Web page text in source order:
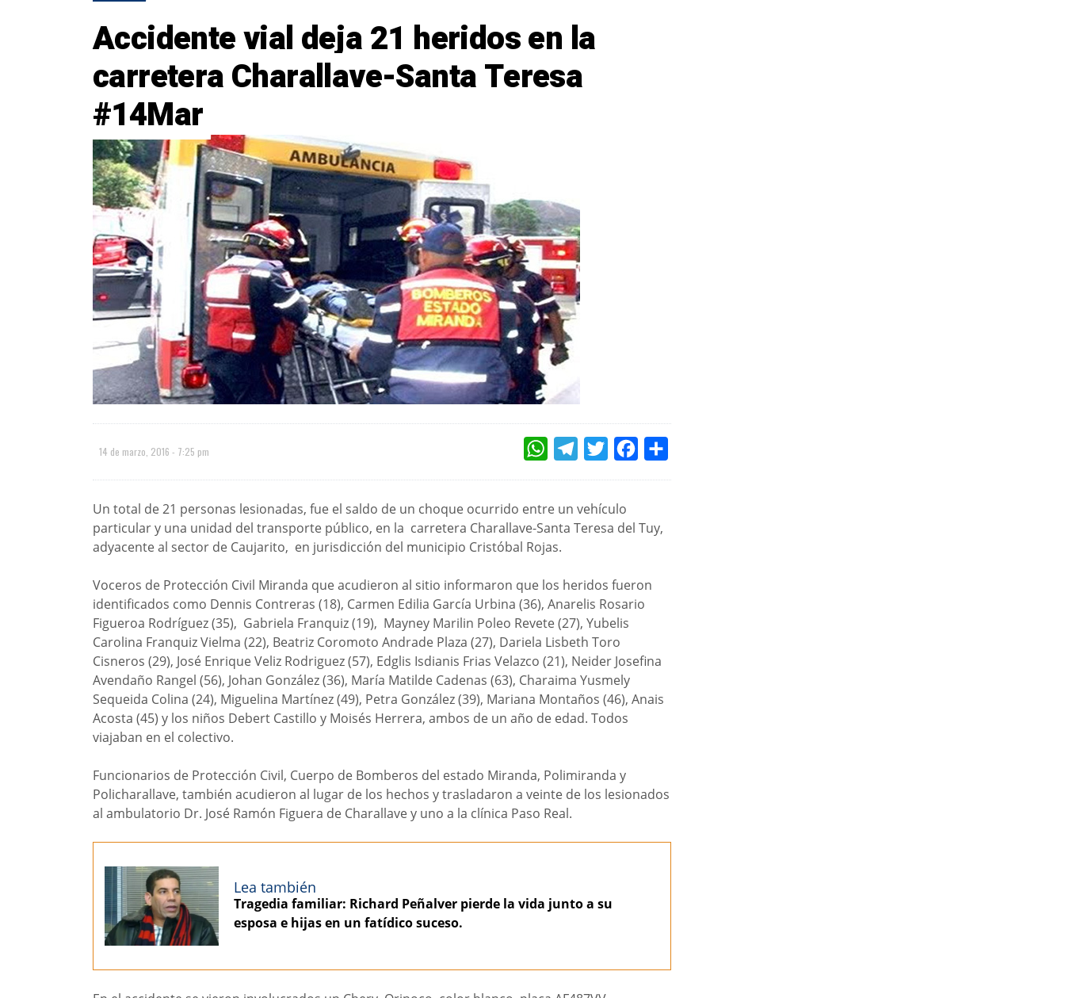
Accidente vial deja 21 heridos en la
carretera Charallave-Santa Teresa
#14Mar
14 de marzo, 2016 - 7:25 pm WHATSAPPTELEGRAMTWITTERFACEBOOK
Un total de 21 personas lesionadas, fue el saldo de un choque ocurrido entre un vehículo
particular y una unidad del transporte público, en la carretera Charallave-Santa Teresa del Tuy,
adyacente al sector de Caujarito, en jurisdicción del municipio Cristóbal Rojas.
Voceros de Protección Civil Miranda que acudieron al sitio informaron que los heridos fueron
identificados como Dennis Contreras (18), Carmen Edilia García Urbina (36), Anarelis Rosario
Figueroa Rodríguez (35), Gabriela Franquiz (19), Mayney Marilin Poleo Revete (27), Yubelis
Carolina Franquiz Vielma (22), Beatriz Coromoto Andrade Plaza (27), Dariela Lisbeth Toro
Cisneros (29), José Enrique Veliz Rodriguez (57), Edglis Isdianis Frias Velazco (21), Neider Josefina
Avendaño Rangel (56), Johan González (36), María Matilde Cadenas (63), Charaima Yusmely
Sequeida Colina (24), Miguelina Martínez (49), Petra González (39), Mariana Montaños (46), Anais
Acosta (45) y los niños Debert Castillo y Moisés Herrera, ambos de un año de edad. Todos
viajaban en el colectivo.
Funcionarios de Protección Civil, Cuerpo de Bomberos del estado Miranda, Polimiranda y
Policharallave, también acudieron al lugar de los hechos y trasladaron a veinte de los lesionados
al ambulatorio Dr. José Ramón Figuera de Charallave y uno a la clínica Paso Real.
Lea también
Tragedia familiar: Richard Peñalver pierde la vida junto a su
esposa e hijas en un fatídico suceso.